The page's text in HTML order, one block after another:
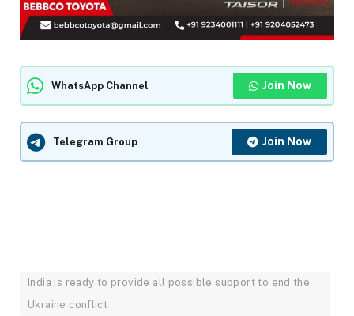
WhatsApp Channel Join Now
Telegram Group Join Now
India is ready to provide all possible support to end the
Ukraine conflict